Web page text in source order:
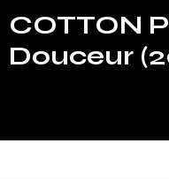
COTTON
Douceur